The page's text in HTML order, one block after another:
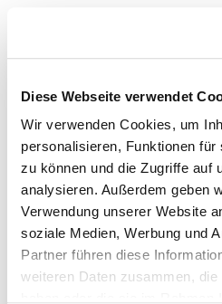
Diese Webseite verwendet
Wir verwenden Cookies, um
personalisieren, Funktionen
zu können und die Zugriffe auf
analysieren. Außerdem geben
Verwendung unserer Website
soziale Medien, Werbung und
Partner führen diese
weiteren Daten zusammen,